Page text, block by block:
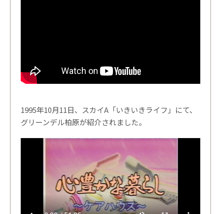
1995年10月11日、スカイA「いきいきライフ」にて、
グリーンデル柏原が紹介されました。